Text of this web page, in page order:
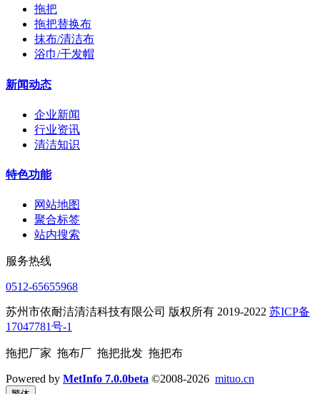
拖把
拖把替换布
抹布/清洁布
浴巾/干发帽
新闻动态
企业新闻
行业资讯
清洁知识
特色功能
网站地图
聚合标签
站内搜索
服务热线
0512-65655968
苏州市依耐洁清洁科技有限公司 版权所有 2019-2022 苏ICP备
17047781号-1
拖把厂家 拖布厂 拖把批发 拖把布
Powered by MetInfo 7.0.0beta ©2008-2026 mituo.cn